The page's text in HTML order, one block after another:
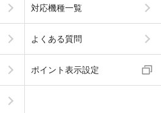
対応機種一覧
よくある質問
ポイント表示設定